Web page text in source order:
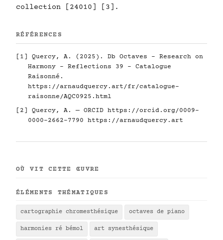
collection [24010] [3].
RÉFÉRENCES
[1] Quercy, A. (2025). Db Octaves - Research on
Harmony - Reflections 39 - Catalogue
Raisonné.
https://arnaudquercy.art/fr/catalogue-
raisonne/AQC0925.html
[2] Quercy, A. — ORCID https://orcid.org/0009-
0000-2662-7790
https://arnaudquercy.art
OÙ VIT CETTE ŒUVRE
ÉLÉMENTS THÉMATIQUES
cartographie chromesthésique octaves de piano
harmonies ré bémol art synesthésique